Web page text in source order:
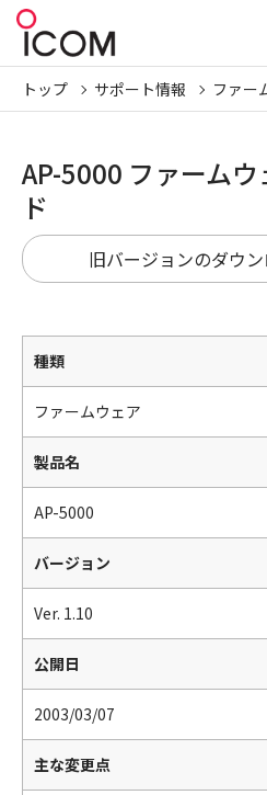
トップ サポート情報 ファー
AP-5000 ファーム
ド
旧バージョンのダウ
種類
ファームウェア
製品名
AP-5000
バージョン
Ver. 1.10
公開日
2003/03/07
主な変更点